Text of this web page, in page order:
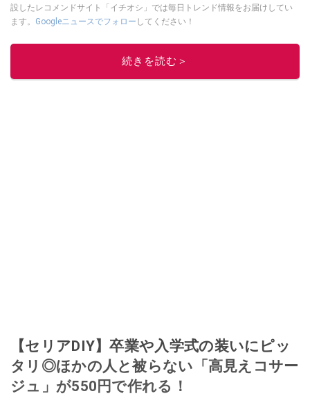
設したレコメンドサイト「イチオシ」では毎日トレンド情報をお届けしてい
ます。 Googleニュースでフォロー してください！
このイチオシストの他の記事を読む
続きを読む＞
【セリアDIY】卒業や入学式の装いにピッ
タリ◎ほかの人と被らない「高見えコサー
ジュ」が550円で作れる！